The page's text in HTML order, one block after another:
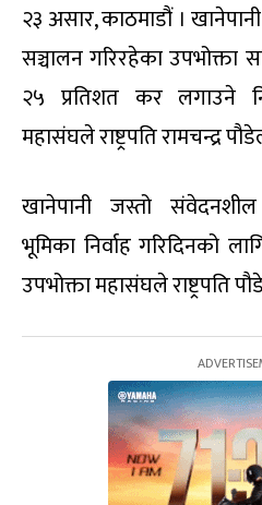
२३ असार, काठमाडौं ।
सञ्चालन गरिरहेका उपभोक्ता
२५ प्रतिशत कर लगाउने
महासंघले राष्ट्रपति रामचन्द्र
खानेपानी जस्तो
भूमिका निर्वाह गरिदिनको
उपभोक्ता महासंघले राष्ट्रपति